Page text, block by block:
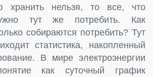
хранить нельзя, то все, что
тут же потребить. Как
собираются потребить? Тут
статистика, накопленный
В мире электроэнергии
как суточный график